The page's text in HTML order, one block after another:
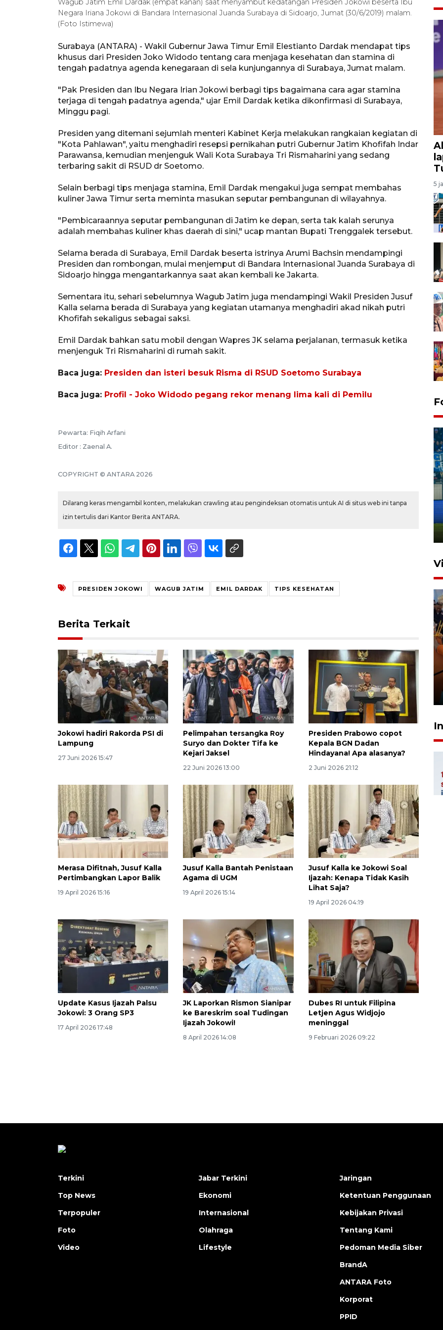
Wagub Jatim Emil Dardak (empat kanan) saat menyambut kedatangan Presiden Jokowi beserta Ibu
Negara Iriana Jokowi di Bandara Internasional Juanda Surabaya di Sidoarjo, Jumat (30/6/2019) malam.
(Foto Istimewa)
Surabaya (ANTARA) - Wakil Gubernur Jawa Timur Emil Elestianto Dardak mendapat tips
khusus dari Presiden Joko Widodo tentang cara menjaga kesehatan dan stamina di
tengah padatnya agenda kenegaraan di sela kunjungannya di Surabaya, Jumat malam.
"Pak Presiden dan Ibu Negara Irian Jokowi berbagi tips bagaimana cara agar stamina
terjaga di tengah padatnya agenda," ujar Emil Dardak ketika dikonfirmasi di Surabaya,
Minggu pagi.
Presiden yang ditemani sejumlah menteri Kabinet Kerja melakukan rangkaian kegiatan di
"Kota Pahlawan", yaitu menghadiri resepsi pernikahan putri Gubernur Jatim Khofifah Indar
Parawansa, kemudian menjenguk Wali Kota Surabaya Tri Rismaharini yang sedang
terbaring sakit di RSUD dr Soetomo.
Selain berbagi tips menjaga stamina, Emil Dardak mengakui juga sempat membahas
kuliner Jawa Timur serta meminta masukan seputar pembangunan di wilayahnya.
"Pembicaraannya seputar pembangunan di Jatim ke depan, serta tak kalah serunya
adalah membahas kuliner khas daerah di sini," ucap mantan Bupati Trenggalek tersebut.
Selama berada di Surabaya, Emil Dardak beserta istrinya Arumi Bachsin mendampingi
Presiden dan rombongan, mulai menjemput di Bandara Internasional Juanda Surabaya di
Sidoarjo hingga mengantarkannya saat akan kembali ke Jakarta.
Sementara itu, sehari sebelumnya Wagub Jatim juga mendampingi Wakil Presiden Jusuf
Kalla selama berada di Surabaya yang kegiatan utamanya menghadiri akad nikah putri
Khofifah sekaligus sebagai saksi.
Emil Dardak bahkan satu mobil dengan Wapres JK selama perjalanan, termasuk ketika
menjenguk Tri Rismaharini di rumah sakit.
Baca juga: Presiden dan isteri besuk Risma di RSUD Soetomo Surabaya
Baca juga: Profil - Joko Widodo pegang rekor menang lima kali di Pemilu
Pewarta: Fiqih Arfani
Editor : Zaenal A.
COPYRIGHT © ANTARA 2026
Dilarang keras mengambil konten, melakukan crawling atau pengindeksan otomatis untuk AI di situs web ini tanpa
izin tertulis dari Kantor Berita ANTARA.
PRESIDEN JOKOWI WAGUB JATIM EMIL DARDAK TIPS KESEHATAN
Berita Terkait
Jokowi hadiri Rakorda PSI di
Lampung
27 Juni 2026 15:47
Pelimpahan tersangka Roy
Suryo dan Dokter Tifa ke
Kejari Jaksel
22 Juni 2026 13:00
Presiden Prabowo copot
Kepala BGN Dadan
Hindayana! Apa alasanya?
2 Juni 2026 21:12
Merasa Difitnah, Jusuf Kalla
Pertimbangkan Lapor Balik
19 April 2026 15:16
Jusuf Kalla Bantah Penistaan
Agama di UGM
19 April 2026 15:14
Jusuf Kalla ke Jokowi Soal
Ijazah: Kenapa Tidak Kasih
Lihat Saja?
19 April 2026 04:19
Update Kasus Ijazah Palsu
Jokowi: 3 Orang SP3
17 April 2026 17:48
JK Laporkan Rismon Sianipar
ke Bareskrim soal Tudingan
Ijazah Jokowi!
8 April 2026 14:08
Dubes RI untuk Filipina
Letjen Agus Widjojo
meninggal
9 Februari 2026 09:22
5
dan manajerial SPPI di
Taklukkan DPMM FC, Persib
amankan tiket semifinal Piala
Presiden
29 Juli 2026 01:36
Ekonomi triwulan II-2026
tumbuh 5,29 persen
Terkini
Top News
Terpopuler
Foto
Video
Jabar Terkini
Ekonomi
Internasional
Olahraga
Lifestyle
Jaringan
Ketentuan Penggunaan
Kebijakan Privasi
Tentang Kami
Pedoman Media Siber
BrandA
ANTARA Foto
Korporat
PPID